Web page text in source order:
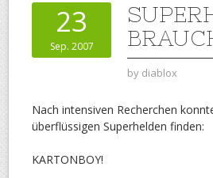
23
Sep. 2007
by diablox
Nach intensiven Recherchen
überflüssigen Superhelden finden:
KARTONBOY!